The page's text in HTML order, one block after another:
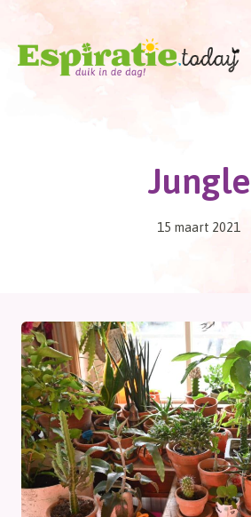
Doorgaan
inhoud
Jungle
15 maart 2021